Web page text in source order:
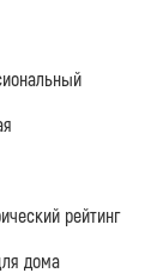
рейтинг
дома